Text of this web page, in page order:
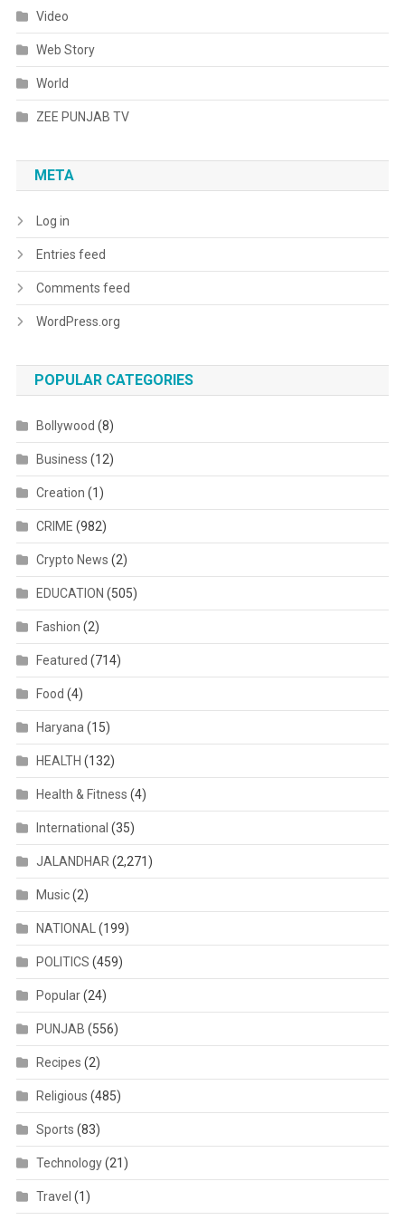
Video
Web Story
World
ZEE PUNJAB TV
META
Log in
Entries feed
Comments feed
WordPress.org
POPULAR CATEGORIES
Bollywood (8)
Business (12)
Creation (1)
CRIME (982)
Crypto News (2)
EDUCATION (505)
Fashion (2)
Featured (714)
Food (4)
Haryana(15)
HEALTH (132)
Health & Fitness (4)
International (35)
JALANDHAR(2,271)
Music(2)
NATIONAL(199)
POLITICS (459)
Popular(24)
PUNJAB (556)
Recipes (2)
Religious (485)
Sports (83)
Technology(21)
Travel (1)